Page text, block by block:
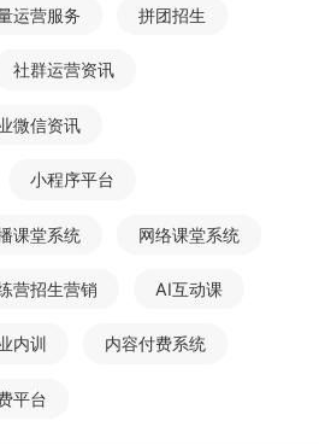
运营服务 拼团招生
社群运营资讯
微信资讯
小程序平台
课堂系统 网络课堂系统
营招生营销 AI互动课
内训 内容付费系统
平台